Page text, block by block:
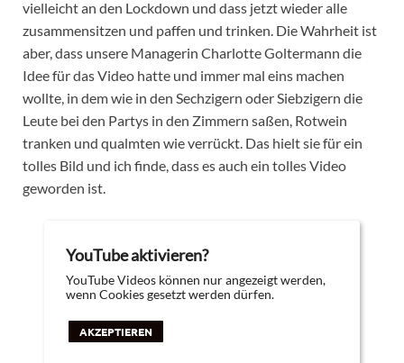
vielleicht an den Lockdown und dass jetzt wieder alle
zusammensitzen und paffen und trinken. Die Wahrheit ist
aber, dass unsere Managerin Charlotte Goltermann die
Idee für das Video hatte und immer mal eins machen
wollte, in dem wie in den Sechzigern oder Siebzigern die
Leute bei den Partys in den Zimmern saßen, Rotwein
tranken und qualmten wie verrückt. Das hielt sie für ein
tolles Bild und ich finde, dass es auch ein tolles Video
geworden ist.
YouTube aktivieren?
YouTube Videos können nur angezeigt werden,
wenn Cookies gesetzt werden dürfen.
AKZEPTIEREN